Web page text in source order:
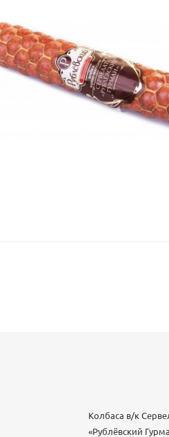
Колбаса в/к
«Рублёвский